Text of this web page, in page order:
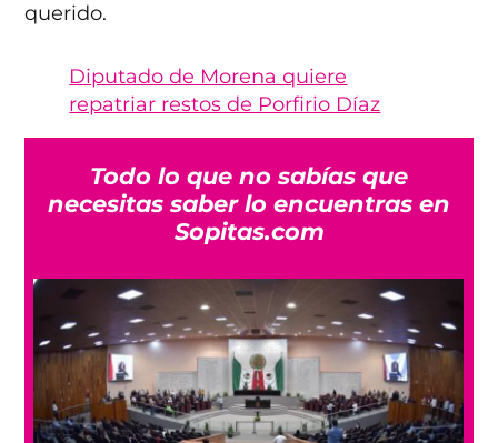
querido.
Diputado de Morena quiere
repatriar restos de Porfirio Díaz
Todo lo que no sabías que
necesitas saber lo encuentras en
Sopitas.com